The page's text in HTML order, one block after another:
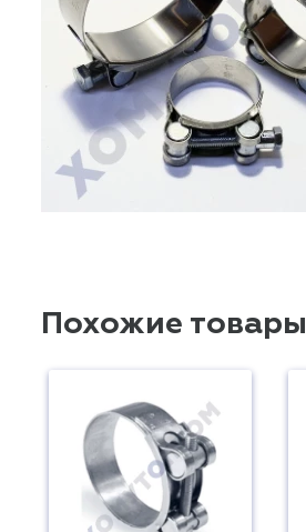
Похожие товары